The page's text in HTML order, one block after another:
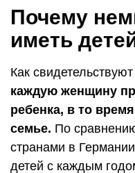
Почему
иметь
Как
каждую женщину
ребенка, в то
семье. По
странами в
детей с каждым